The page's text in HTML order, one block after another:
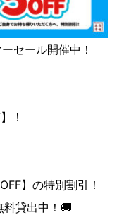
セール開催中！
！
】の特別割引！
料貸出中！🚚